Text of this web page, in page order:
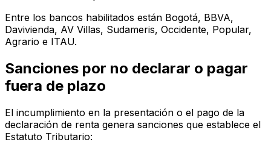
Entre los bancos habilitados están Bogotá, BBVA,
Davivienda, AV Villas, Sudameris, Occidente, Popular,
Agrario e ITAU.
Sanciones por no declarar o pagar
fuera de plazo
El incumplimiento en la presentación o el pago de la
declaración de renta genera sanciones que establece el
Estatuto Tributario: